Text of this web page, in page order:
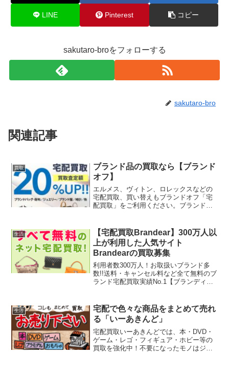
LINE Pinterest コピー
sakutaro-broをフォローする
sakutaro-bro
関連記事
買取
ブランド品の買取なら【ブランド
オフ】
エルメス、ヴィトン、ロレックスなどの
宅配買取、買い替えもブランドオフ「宅
配買取」をご利用ください。ブランドオ
域からご利用いただくことができます。
ご不要になったブランド品のバッグや、
時計、ジュエリー、衣類品など、まとめ
てブランドオフにお売りください。ブラ
ンドオフの店舗まで足を運びづらい方
や、お忙しい方、お品物が多い方にも大
変ご好評いただいております。また運送
中の起こりうる万一の事故を補償する運
てお送りください！
生活
【宅配買取Brandear】300万人以
上が利用した人気サイト
Brandearの買取募集
利用者数300万人！お取扱いブランド多
数!!送料・キャンセル料など全て無料のブ
ランド宅配買取実績No.1【ブランディ
生活
宅配で色々な商品をまとめて売れ
る「いーあきんど」
宅配買取いーあきんどでは、本・DVD・
ゲーム・レゴ・フィギュア・ホビー等の
買取を強化中！不要になったモノはジャ